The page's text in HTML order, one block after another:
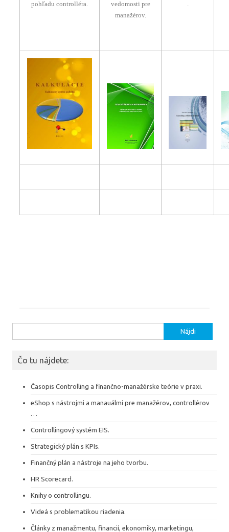
pohľadu controlléra.
vedomosti pre
manažérov.
.
Čo tu nájdete:
Časopis Controlling a finančno-manažérske teórie v praxi.
eShop s nástrojmi a manauálmi pre manažérov, controllérov
…
Controllingový systém EIS.
Strategický plán s KPIs.
Finančný plán a nástroje na jeho tvorbu.
HR Scorecard.
Knihy o controllingu.
Videá s problematikou riadenia.
Články z manažmentu, financií, ekonomiky, marketingu,